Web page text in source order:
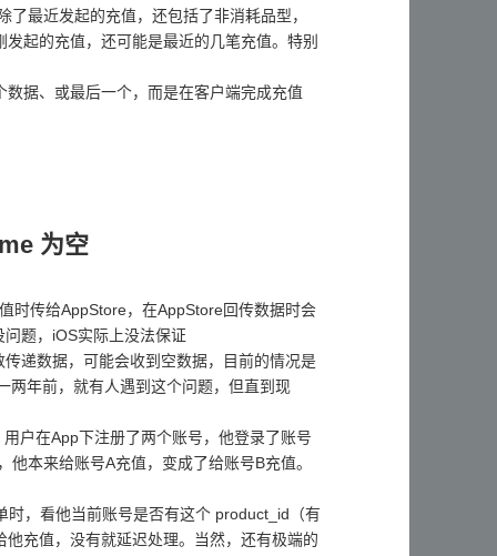
最近发起的充值，还包括了非消耗品型，
起的充值，还可能是最近的几笔充值。特别
据、或最后一个，而是在客户端完成充值
为空
时传给AppStore，在AppStore回传数据时会
题，iOS实际上没法保证
递数据，可能会收到空数据，目前的情况是
两年前，就有人遇到这个问题，但直到现
户在App下注册了两个账号，他登录了账号
本来给账号A充值，变成了给账号B充值。
，看他当前账号是否有这个 product_id（有
充值，没有就延迟处理。当然，还有极端的